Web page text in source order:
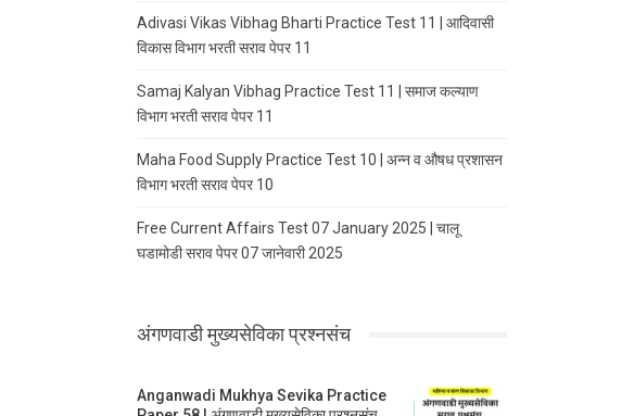
Adivasi Vikas Vibhag Bharti Practice Test 11 | आदिवासी
विकास विभाग भरती सराव पेपर 11
Samaj Kalyan Vibhag Practice Test 11 | समाज कल्याण
विभाग भरती सराव पेपर 11
Maha Food Supply Practice Test 10 | अन्न व औषध प्रशासन
विभाग भरती सराव पेपर 10
Free Current Affairs Test 07 January 2025 | चालू
घडामोडी सराव पेपर 07 जानेवारी 2025
अंगणवाडी मुख्यसेविका प्रश्नसंच
Anganwadi Mukhya Sevika Practice